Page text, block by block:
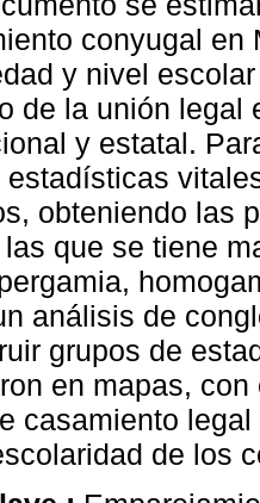
conyugal en
y nivel
de la unión legal
y estatal.
obteniendo las
que se tiene
análisis de
grupos de
en mapas,
casamiento
de los